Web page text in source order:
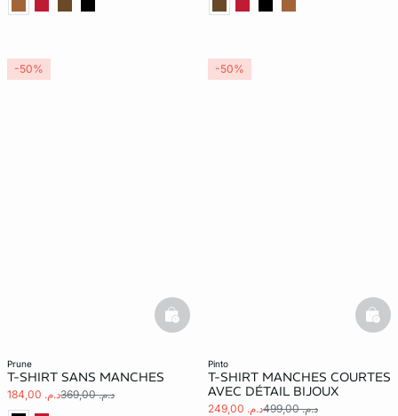
prune
T-SHIRT SANS MANCHES
د.م. 184,00 د.م. 369,00
basketfull
-50%
pinto
T-SHIRT MANCHES COURTES
AVEC DÉTAIL BIJOUX
د.م. 249,00 د.م. 499,00
-50%